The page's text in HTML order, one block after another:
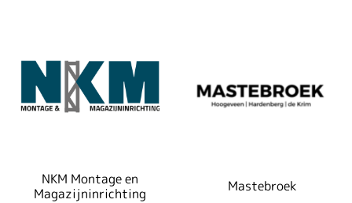
NKM Montage en
Magazijninrichting
Mastebroek